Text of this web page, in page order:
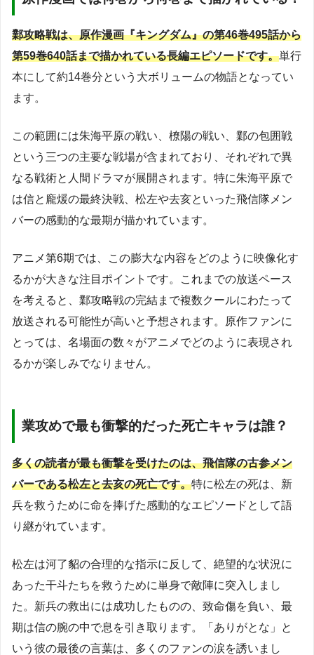
鄴攻略戦は、原作漫画『キングダム』の第46巻495話から
第59巻640話まで描かれている長編エピソードです。単行
本にして約14巻分という大ボリュームの物語となってい
ます。
この範囲には朱海平原の戦い、橑陽の戦い、鄴の包囲戦
という三つの主要な戦場が含まれており、それぞれで異
なる戦術と人間ドラマが展開されます。特に朱海平原で
は信と龐煖の最終決戦、松左や去亥といった飛信隊メン
バーの感動的な最期が描かれています。
アニメ第6期では、この膨大な内容をどのように映像化す
るかが大きな注目ポイントです。これまでの放送ペース
を考えると、鄴攻略戦の完結まで複数クールにわたって
放送される可能性が高いと予想されます。原作ファンに
とっては、名場面の数々がアニメでどのように表現され
るかが楽しみでなりません。
業攻めで最も衝撃的だった死亡キャラは誰？
多くの読者が最も衝撃を受けたのは、飛信隊の古参メン
バーである松左と去亥の死亡です。特に松左の死は、新
兵を救うために命を捧げた感動的なエピソードとして語
り継がれています。
松左は河了貂の合理的な指示に反して、絶望的な状況に
あった干斗たちを救うために単身で敵陣に突入しまし
た。新兵の救出には成功したものの、致命傷を負い、最
期は信の腕の中で息を引き取ります。「ありがとな」と
いう彼の最後の言葉は、多くのファンの涙を誘いまし